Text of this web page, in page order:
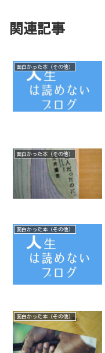
関連記事
面白かった本（その他）
面白かった本（その他）
面白かった本（その他）
面白かった本（その他）